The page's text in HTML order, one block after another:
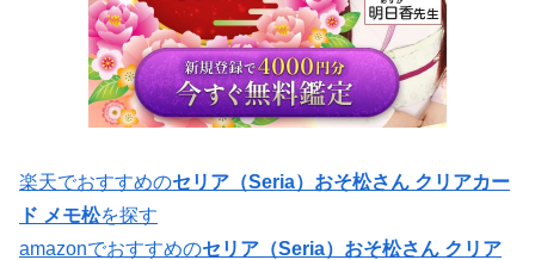
楽天でおすすめのセリア（Seria）おそ松さん クリアカー
ド メモ松を探す
amazonでおすすめのセリア（Seria）おそ松さん クリア